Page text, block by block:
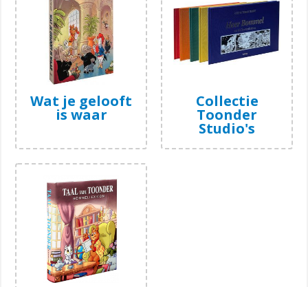
Wat je gelooft
is waar
Collectie
Toonder
Studio's